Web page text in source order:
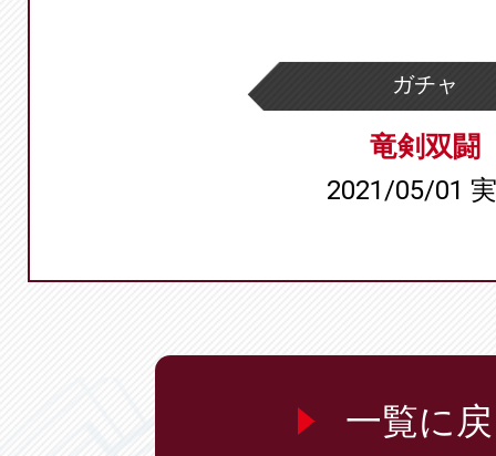
ガチャ
竜剣双闘
2021/05/01
一覧に